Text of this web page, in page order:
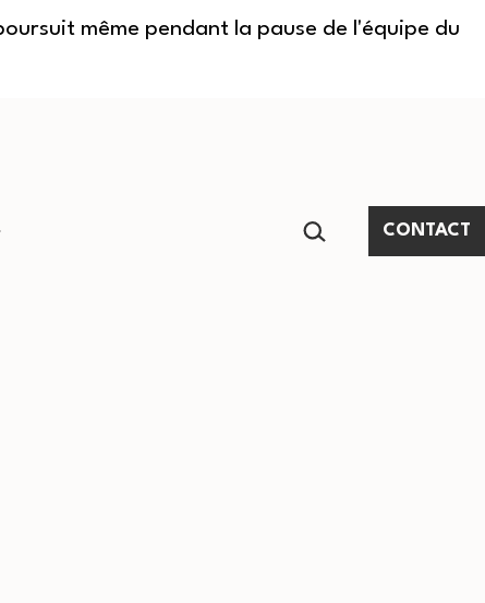
même pendant la pause de l'équipe du
RECHERCHER…
CONTACT